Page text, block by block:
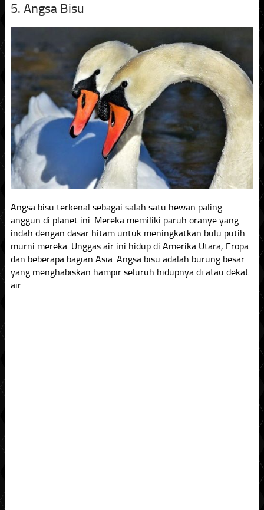
5. Angsa Bisu
Angsa bisu terkenal sebagai salah satu hewan paling
anggun di planet ini. Mereka memiliki paruh oranye yang
indah dengan dasar hitam untuk meningkatkan bulu putih
murni mereka. Unggas air ini hidup di Amerika Utara, Eropa
dan beberapa bagian Asia. Angsa bisu adalah burung besar
yang menghabiskan hampir seluruh hidupnya di atau dekat
air.